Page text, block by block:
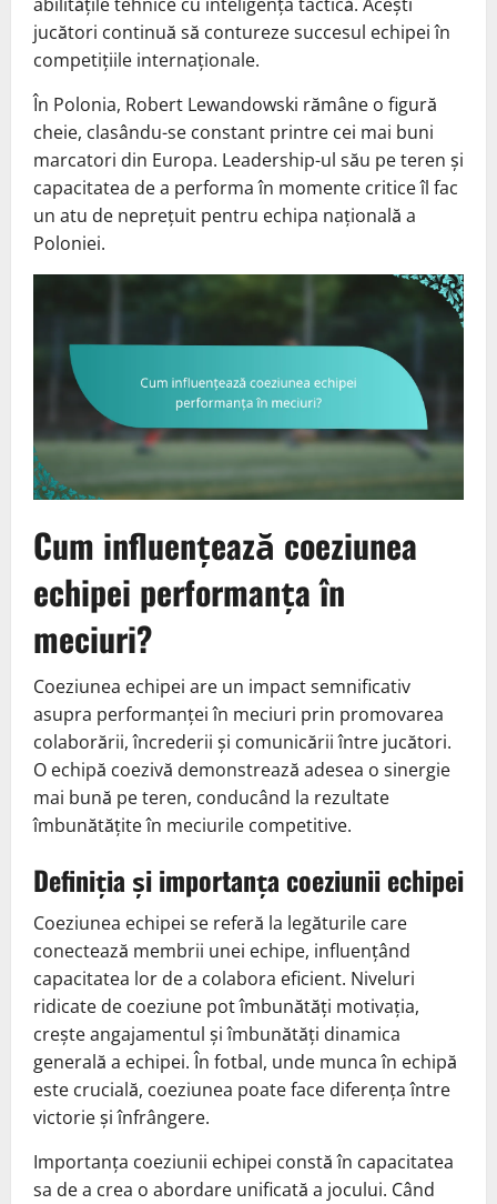
jucători continuă să contureze succesul echipei în
competițiile internaționale.
În Polonia, Robert Lewandowski rămâne o figură
cheie, clasându-se constant printre cei mai buni
marcatori din Europa. Leadership-ul său pe teren și
capacitatea de a performa în momente critice îl fac
un atu de neprețuit pentru echipa națională a
Poloniei.
Cum influențează coeziunea
echipei performanța în
meciuri?
Coeziunea echipei are un impact semnificativ
asupra performanței în meciuri prin promovarea
colaborării, încrederii și comunicării între jucători.
O echipă coezivă demonstrează adesea o sinergie
mai bună pe teren, conducând la rezultate
îmbunătățite în meciurile competitive.
Definiția și importanța coeziunii echipei
Coeziunea echipei se referă la legăturile care
conectează membrii unei echipe, influențând
capacitatea lor de a colabora eficient. Niveluri
ridicate de coeziune pot îmbunătăți motivația,
crește angajamentul și îmbunătăți dinamica
generală a echipei. În fotbal, unde munca în echipă
este crucială, coeziunea poate face diferența între
victorie și înfrângere.
Importanța coeziunii echipei constă în capacitatea
sa de a crea o abordare unificată a jocului. Când